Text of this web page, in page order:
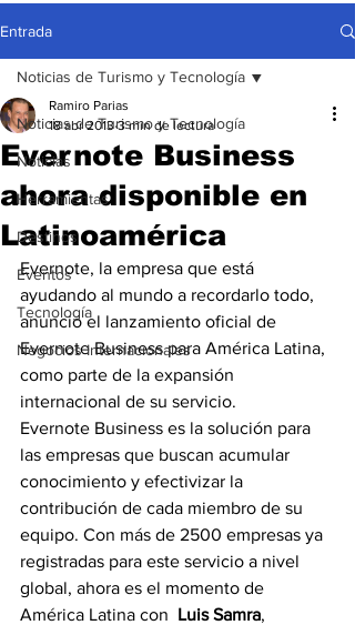
Entrada
Noticias de Turismo y Tecnología
Noticias
Herramientas
Destinos
Eventos
Tecnología
Negocios Internacionales
Noticias de Turismo y Tecnología
Evernote Business
ahora disponible en
Latinoamérica
Ramiro Parias
18 abr 2013 3 min de lectura
Evernote, la empresa que está
ayudando al mundo a recordarlo todo,
anunció el lanzamiento oficial de
Evernote Business para América Latina,
como parte de la expansión
internacional de su servicio.
Evernote Business es la solución para
las empresas que buscan acumular
conocimiento y efectivizar la
contribución de cada miembro de su
equipo. Con más de 2500 empresas ya
registradas para este servicio a nivel
global, ahora es el momento de
América Latina con Luis Samra,